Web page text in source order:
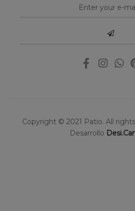
Copyright © 2021 Patio. All
Desarrollo